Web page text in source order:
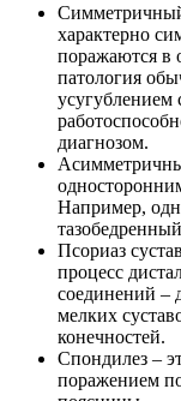
Симметричный
характерно
поражаются в
патология
диагнозом.
Например,
Псориаз
процесс
соединений –
мелких
конечностей.
Спондилез –
поражением